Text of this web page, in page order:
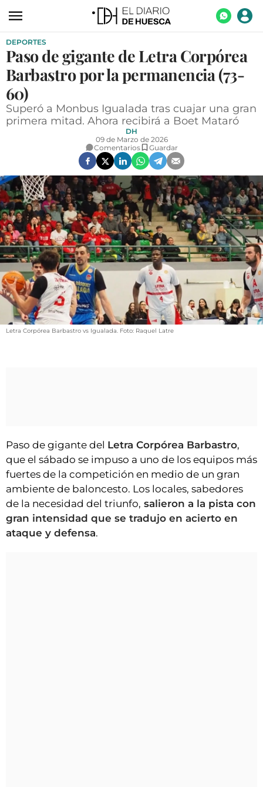
ACTUALIDAD
ECONOMÍA
TECNOLOGÍA
TURISMO
CULTURA
SOCIEDAD
OPINIÓN
GALERÍAS
VÍDEOS
CONTACTAR
FIESTAS EN EL ALTO ARAGÓN
FIESTAS DE SAN LORENZO
CLUB DEL AMIGO MILITANTE
INICIAR SESIÓN
DEPORTES
Paso de gigante de Letra Corpórea
Barbastro por la permanencia (73-
60)
Superó a Monbus Igualada tras cuajar una gran
primera mitad. Ahora recibirá a Boet Mataró
DH
09 de Marzo de 2026
Comentarios
Guardar
Letra Corpórea Barbastro vs Igualada. Foto: Raquel Latre
Paso de gigante del Letra Corpórea Barbastro,
que el sábado se impuso a uno de los equipos más
fuertes de la competición en medio de un gran
ambiente de baloncesto. Los locales, sabedores
de la necesidad del triunfo, salieron a la pista con
gran intensidad que se tradujo en acierto en
ataque y defensa.